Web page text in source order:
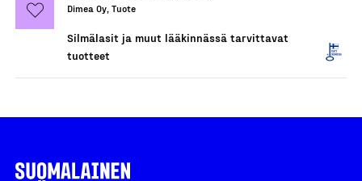
Dimea Oy, Tuote
Silmälasit ja muut lääkinnässä tarvittavat
tuotteet